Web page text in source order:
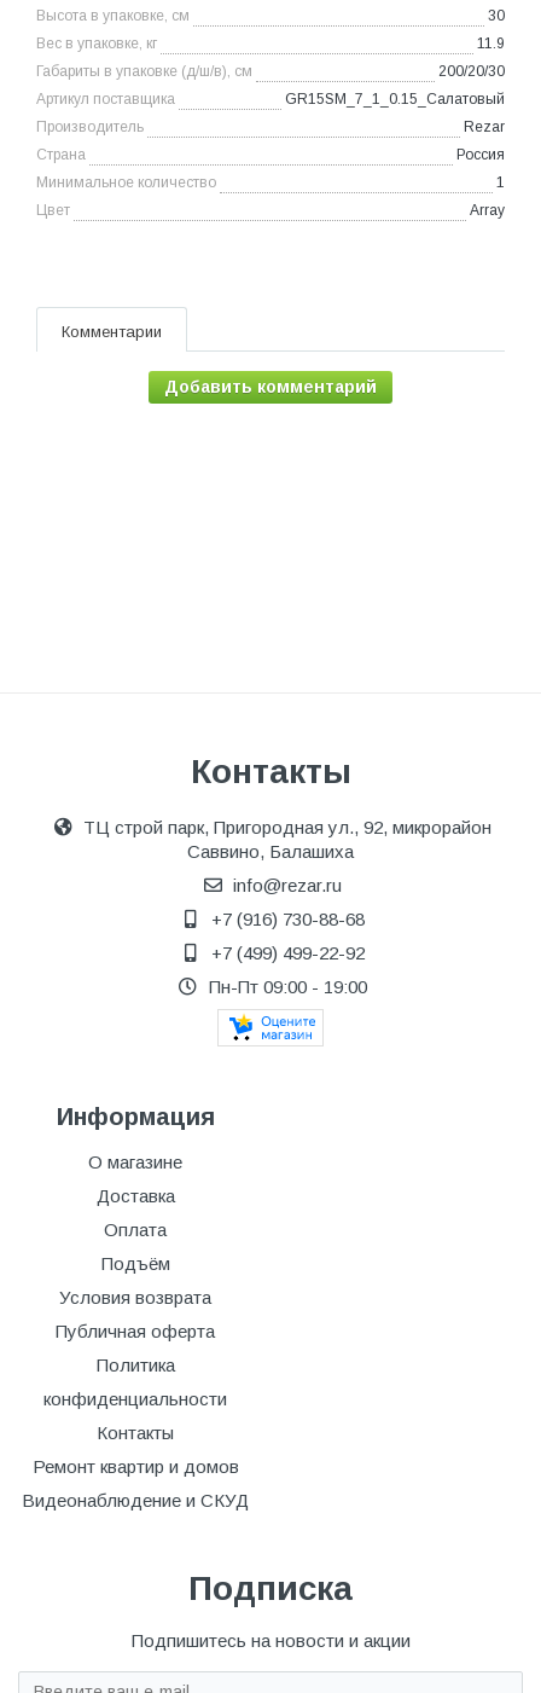
Высота в упаковке, см
30
Вес в упаковке, кг
11.9
Габариты в упаковке (д/ш/в), см
200/20/30
Артикул поставщика
GR15SM_7_1_0.15_Салатовый
Производитель
Rezar
Страна
Россия
Минимальное количество
1
Цвет
Array
Комментарии
Добавить комментарий
Контакты
ТЦ строй парк, Пригородная ул., 92, микрорайон
Саввино, Балашиха
info@rezar.ru
+7 (916) 730-88-68
+7 (499) 499-22-92
Пн-Пт 09:00 - 19:00
Информация
О магазине
Доставка
Оплата
Подъём
Условия возврата
Публичная оферта
Политика
конфиденциальности
Контакты
Ремонт квартир и домов
Видеонаблюдение и СКУД
Подписка
Подпишитесь на новости и акции